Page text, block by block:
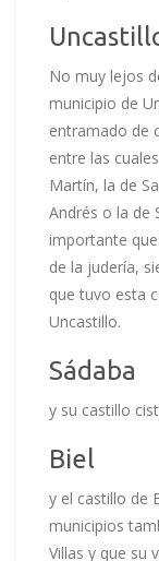
No muy lejos
municipio de
entramado de
entre las
Martín, la de
Andrés o la de
importante
de la judería,
que tuvo esta
Uncastillo.
Sádaba
y su castillo
Biel
y el castillo de
municipios
Villas y que su